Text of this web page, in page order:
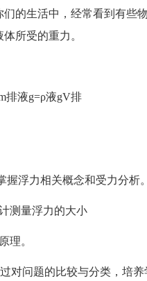
的生活中，经常看到有些
所受的重力。
排液g=ρ液gV排
握浮力相关概念和受力分析。
测量浮力的大小
理。
对问题的比较与分类，培养